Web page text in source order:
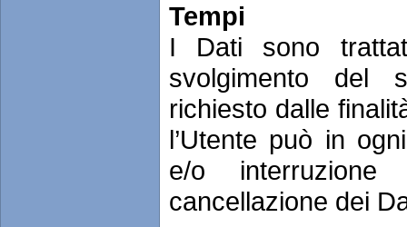
Tempi
I Dati sono
svolgimento del
richiesto dalle
l’Utente può in
e/o
cancellazione dei